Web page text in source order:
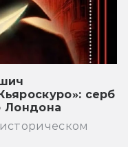
серб
Лондона